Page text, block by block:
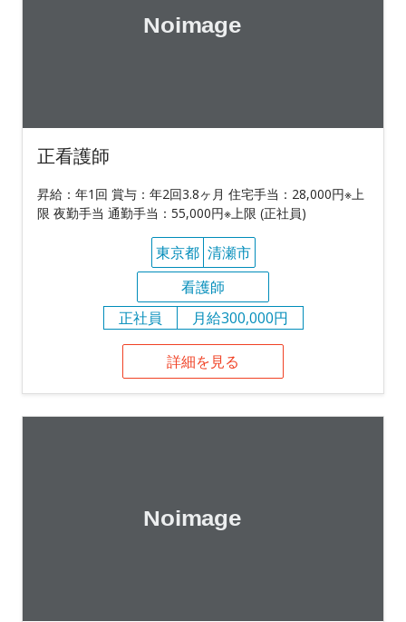
正看護師
昇給：年1回 賞与：年2回3.8ヶ月 住宅手当：28,000円※上
限 夜勤手当 通勤手当：55,000円※上限 (正社員)
東京都 清瀬市
看護師
正社員
月給300,000円
詳細を見る